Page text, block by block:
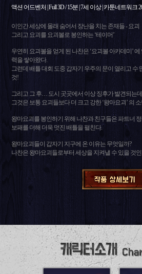
액션 어드벤처 | Full 3D / 15분 | 7세 이상 | 카툰네트워크
이인간 세상에 몰래 숨어서 장난을 치는 존재들 - 요괴
그리고 요괴를 요괴볼로 봉인하는 ‘테이머’
우연히 요괴볼을 얻게 된 나찬은 ‘요괴볼 아카데미’
력을 쌓아왔다.
그런데 배틀 대회 도중 갑자기 우주의 문이 열리고 수
것!
그리고 그 후… 도시 곳곳에서 이상 징후가 발견되는데
그것은 보통 요괴들보다 더 크고 강한 ‘왕마요괴’ 의 소
왕마요괴를 봉인하기 위해 나찬과 친구들은 파트너
보패를 더해 더욱 멋진 배틀을 펼친다.
왕마요괴들이 갑자기 지구에 온 이유는 무엇일까?
나찬은 왕마요괴들로부터 세상을 지켜낼 수 있을 것